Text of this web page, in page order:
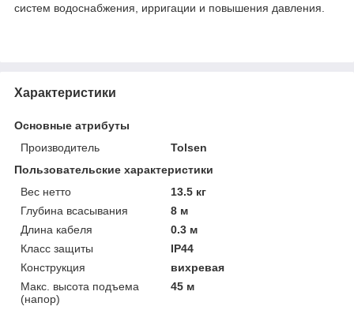
систем водоснабжения, ирригации и повышения давления.
Характеристики
Основные атрибуты
Производитель
Tolsen
Пользовательские характеристики
Вес нетто
13.5 кг
Глубина всасывания
8 м
Длина кабеля
0.3 м
Класс защиты
IP44
Конструкция
вихревая
Макс. высота подъема
(напор)
45 м